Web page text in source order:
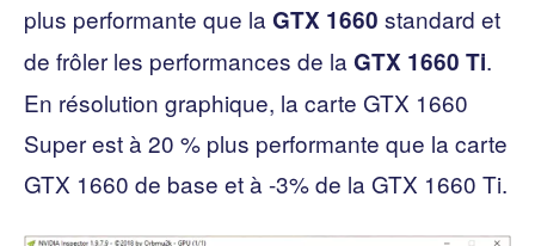
plus performante que la GTX 1660 standard et
de frôler les performances de la GTX 1660 Ti.
En résolution graphique, la carte GTX 1660
Super est à 20 % plus performante que la carte
GTX 1660 de base et à -3% de la GTX 1660 Ti.